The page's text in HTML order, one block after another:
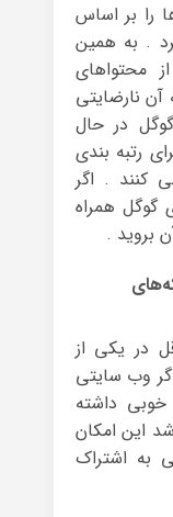
را بر اساس
. به همین
محتواهای
آن نارضایتی
گوگل در حال
رتبه بندی
کنند . اگر
گوگل همراه
بروید .
در یکی از
وب سایتی
داشته
این امکان
به اشتراک